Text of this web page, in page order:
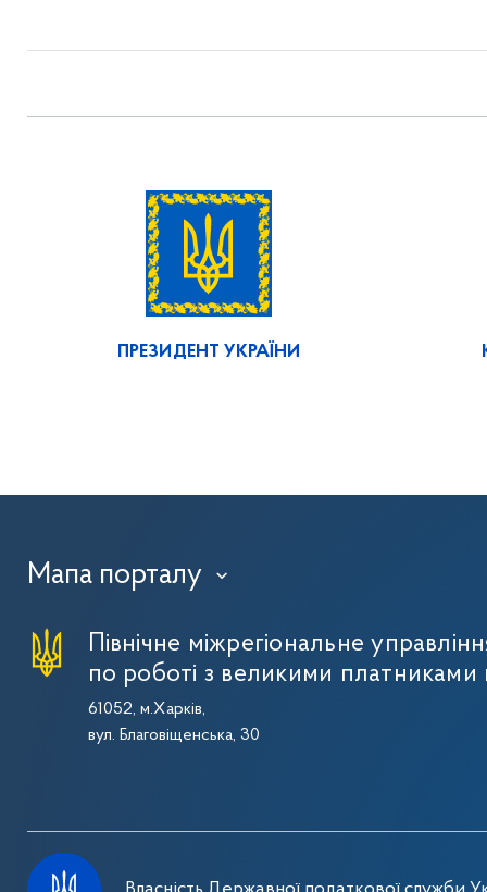
ПРЕЗИДЕНТ УКРАЇНИ
Мапа порталу ›
Північне міжрегіональне
по роботі з великими платниками
61052, м.Харків,
вул. Благовіщенська, 30